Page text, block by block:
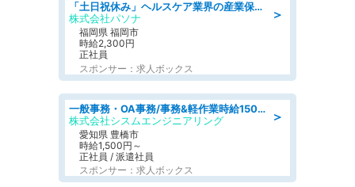
＞
「土日祝休み」ヘルスケア業界の産業保健師/高時給/未経験OK/要資格:保健師、正看護師
株式会社パソナ
福岡県 福岡市
時給2,300円
正社員
スポンサー：求人ボックス
＞
一般事務・OA事務/事務&軽作業時給1500円土日祝休み各種社保完備
株式会社シスムエンジニアリング
愛知県 豊橋市
時給1,500円～
正社員 / 派遣社員
スポンサー：求人ボックス